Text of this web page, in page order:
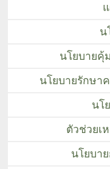
น
นโยบายคุ้
นโยบายรักษา
นโ
ตัวช่วยเ
นโยบา